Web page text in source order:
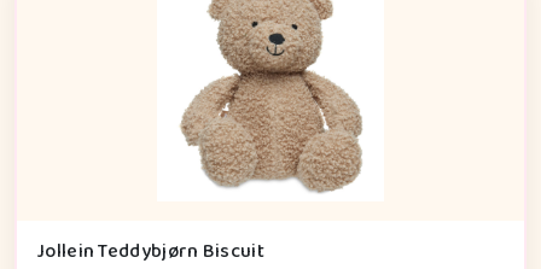
Jollein Teddybjørn Biscuit